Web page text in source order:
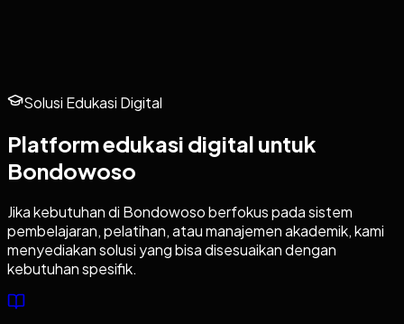
Solusi Edukasi Digital
Platform edukasi digital untuk
Bondowoso
Jika kebutuhan di Bondowosoberfokus pada sistem
pembelajaran, pelatihan, atau manajemen akademik, kami
menyediakan solusi yang bisa disesuaikan dengan
kebutuhan spesifik.